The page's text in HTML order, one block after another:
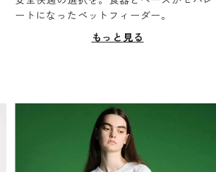
ートになったペットフィーダー。
もっと見る